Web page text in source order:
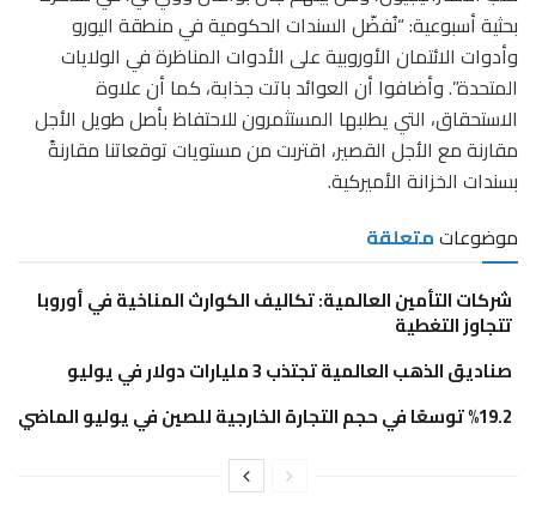
بحثية أسبوعية: “نُفضّل السندات الحكومية في منطقة اليورو
وأدوات الائتمان الأوروبية على الأدوات المناظرة في الولايات
المتحدة”. وأضافوا أن العوائد باتت جذابة، كما أن علاوة
الاستحقاق، التي يطلبها المستثمرون للاحتفاظ بأصل طويل الأجل
مقارنة مع الأجل القصير، اقتربت من مستويات توقعاتنا مقارنةً
بسندات الخزانة الأميركية.
موضوعاتمتعلقة
شركات التأمين العالمية: تكاليف الكوارث المناخية في أوروبا
تتجاوز التغطية
صناديق الذهب العالمية تجتذب 3 مليارات دولار في يوليو
%19.2 توسعًا في حجم التجارة الخارجية للصين في يوليو الماضي